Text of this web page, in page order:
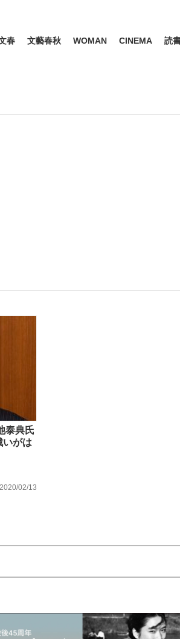
「最悪の空気のまま解散」
「クマが悪者扱いされているの
春 文藝春秋 WOMAN CINEMA 読
泰典氏
いがは
2020/02/13